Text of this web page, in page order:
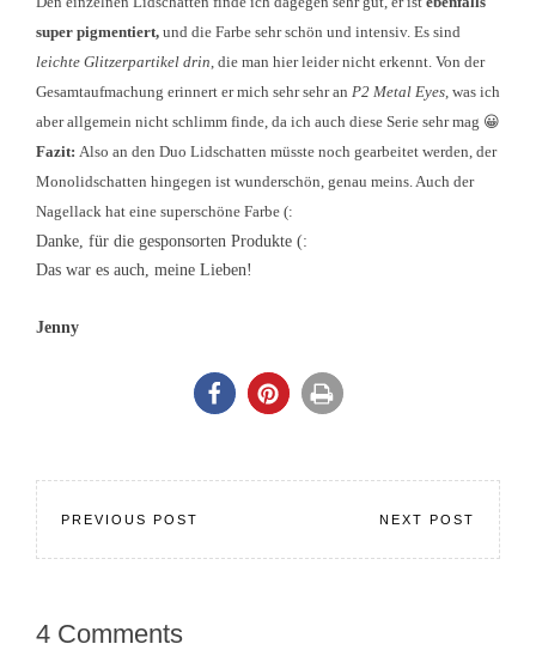
super pigmentiert, und die Farbe sehr schön und intensiv. Es sind
leichte Glitzerpartikel drin , die man hier leider nicht erkennt. Von der
Gesamtaufmachung erinnert er mich sehr sehr an P2 Metal Eyes , was ich
aber allgemein nicht schlimm finde, da ich auch diese Serie sehr mag 😀
Fazit: Also an den Duo Lidschatten müsste noch gearbeitet werden, der
Monolidschatten hingegen ist wunderschön, genau meins. Auch der
Nagellack hat eine superschöne Farbe (:
Danke, für die gesponsorten Produkte (:
Das war es auch, meine Lieben!
Jenny
PREVIOUS POST NEXT POST
4 Comments